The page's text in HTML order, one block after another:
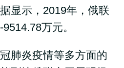
显示，2019年，俄联
万元。
肺炎疫情等多方面的